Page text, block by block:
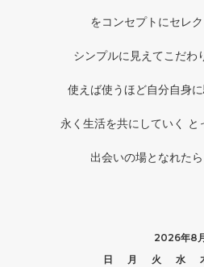
をコンセプトにセレ
シンプルに見えてこだわ
使えば使うほど自分自身
永く生活を共にしていく と
出会いの場となれた
2026年8
日
月 火 水